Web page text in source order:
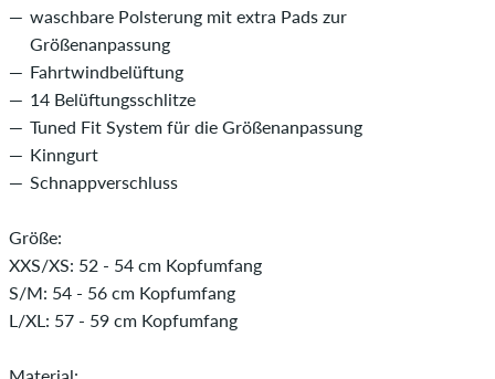
waschbare Polsterung mit extra Pads zur
Größenanpassung
Fahrtwindbelüftung
14 Belüftungsschlitze
Tuned Fit System für die Größenanpassung
Kinngurt
Schnappverschluss
Größe:
XXS/XS: 52 - 54 cm Kopfumfang
S/M: 54 - 56 cm Kopfumfang
L/XL: 57 - 59 cm Kopfumfang